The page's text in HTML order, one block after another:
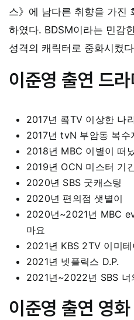
스》에 남다른 취향을 가진
하였다. BDSM이라는 민감
성격의 캐릭터로 중화시켰
이준영 출연 드
2017년 콬TV 이상한 나
2017년 tvN 부암동 복수
2018년 MBC 이별이 떠
2019년 OCN 미스터 기
2020년 SBS 굿캐스팅
2020년 편의점 샛별이
2020년~2021년 MBC
마요
2021년 KBS 2TV 이미테
2021년 넷플릭스 D.P.
2021년~2022년 SBS 너
이준영 출연 영화